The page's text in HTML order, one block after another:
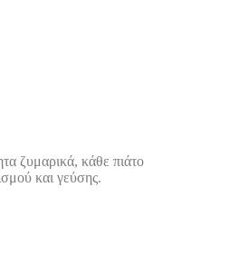
ζυμαρικά, κάθε πιάτο
και γεύσης.